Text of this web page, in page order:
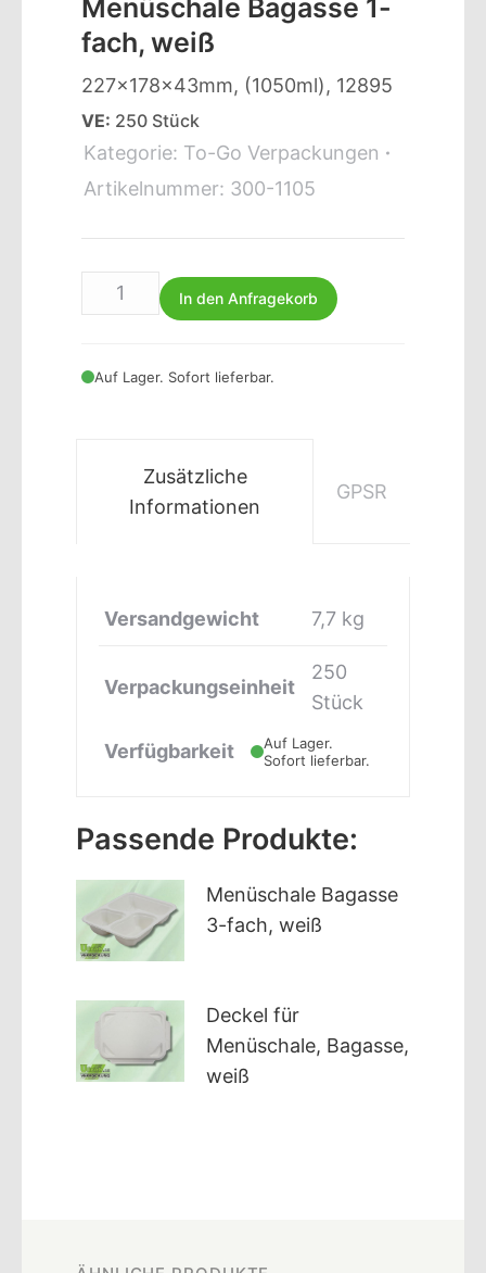
Menüschale Bagasse 1-
fach, weiß
227x178x43mm, (1050ml), 12895
VE: 250 Stück
Kategorie: To-Go Verpackungen
Artikelnummer: 300-1105
In den Anfragekorb
Auf Lager. Sofort lieferbar.
Zusätzliche
Informationen
GPSR
Versandgewicht 7,7 kg
Verpackungseinheit
250
Stück
Verfügbarkeit
Auf Lager.
Sofort lieferbar.
Passende Produkte:
Menüschale Bagasse
3-fach, weiß
Deckel für
Menüschale, Bagasse,
weiß